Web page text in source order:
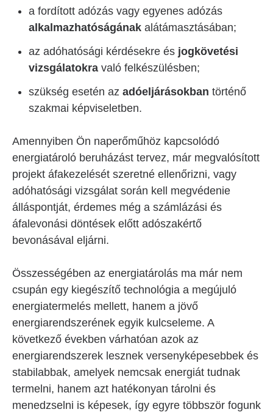
a fordított adózás vagy egyenes adózás
alkalmazhatóságának alátámasztásában;
az adóhatósági kérdésekre és jogkövetési
vizsgálatokra való felkészülésben;
szükség esetén az adóeljárásokban történő
szakmai képviseletben.
Amennyiben Ön naperőműhöz kapcsolódó
energiatároló beruházást tervez, már megvalósított
projekt áfakezelését szeretné ellenőrizni, vagy
adóhatósági vizsgálat során kell megvédenie
álláspontját, érdemes még a számlázási és
áfalevonási döntések előtt adószakértő
bevonásával eljárni.
Összességében az energiatárolás ma már nem
csupán egy kiegészítő technológia a megújuló
energiatermelés mellett, hanem a jövő
energiarendszerének egyik kulcseleme. A
következő években várhatóan azok az
energiarendszerek lesznek versenyképesebbek és
stabilabbak, amelyek nemcsak energiát tudnak
termelni, hanem azt hatékonyan tárolni és
menedzselni is képesek, így egyre többször fogunk